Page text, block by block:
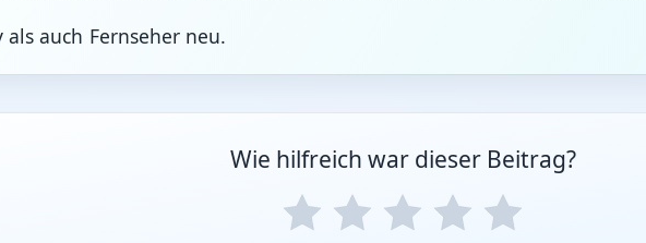
auch Fernseher neu.
Wie hilfreich war dieser Beitrag?